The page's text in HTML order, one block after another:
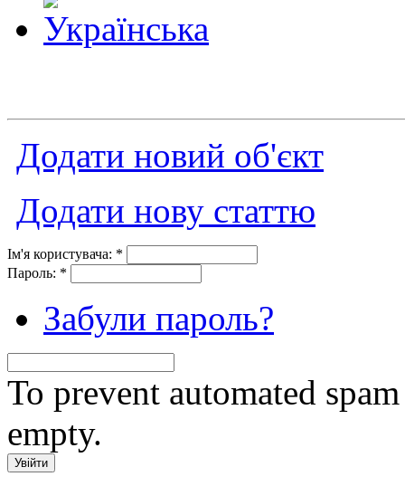
Додати новий об'єкт
Додати нову статтю
Ім'я користувача: *
Пароль: *
Забули пароль?
To prevent automated
empty.